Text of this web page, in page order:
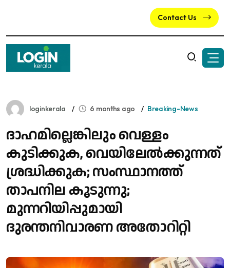
Contact Us
loginkerala 6 months ago Breaking-News
ദാഹമില്ലെങ്കിലും വെള്ളം
കുടിക്കുക, വെയിലേൽക്കുന്നത്
ശ്രദ്ധിക്കുക; സംസ്ഥാനത്ത്
താപനില കൂടുന്നു;
മുന്നറിയിപ്പുമായി
ദുരന്തനിവാരണ അതോറിറ്റി